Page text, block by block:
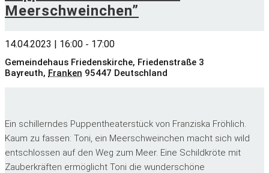
Meerschweinchen”
14.04.2023 | 16:00 - 17:00
Gemeindehaus Friedenskirche, Friedenstraße 3
Bayreuth, Franken 95447 Deutschland
Ein schillerndes Puppentheaterstück von Franziska Fröhlich.
Kaum zu fassen: Toni, ein Meerschweinchen macht sich wild
entschlossen auf den Weg zum Meer. Eine Schildkröte mit
Zauberkräften ermöglicht Toni die wunderschöne